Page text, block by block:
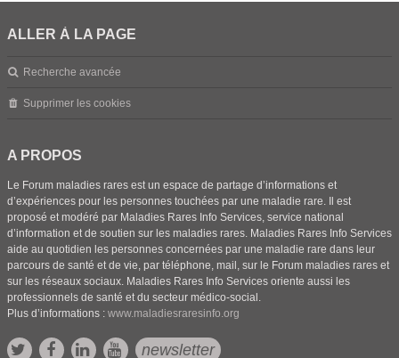
ALLER À LA PAGE
Recherche avancée
Supprimer les cookies
A PROPOS
Le Forum maladies rares est un espace de partage d’informations et
d’expériences pour les personnes touchées par une maladie rare. Il est
proposé et modéré par Maladies Rares Info Services, service national
d’information et de soutien sur les maladies rares. Maladies Rares Info Services
aide au quotidien les personnes concernées par une maladie rare dans leur
parcours de santé et de vie, par téléphone, mail, sur le Forum maladies rares et
sur les réseaux sociaux. Maladies Rares Info Services oriente aussi les
professionnels de santé et du secteur médico-social.
Plus d’informations : www.maladiesraresinfo.org
newsletter